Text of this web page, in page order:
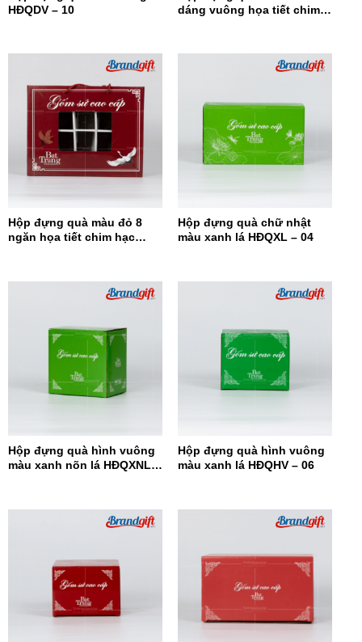
HĐQDV – 10
dáng vuông họa tiết chim
Hộp đựng quà màu đỏ 8
ngăn họa tiết chim hạc
Hộp đựng quà chữ nhật
màu xanh lá HĐQXL – 04
Hộp đựng quà hình vuông
màu xanh nõn lá HĐQXNL –
Hộp đựng quà hình vuông
màu xanh lá HĐQHV – 06